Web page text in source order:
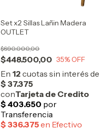
Set x2 Sillas Lañin Madera
OUTLET
$448.500,00
$690.000,00
35% OFF